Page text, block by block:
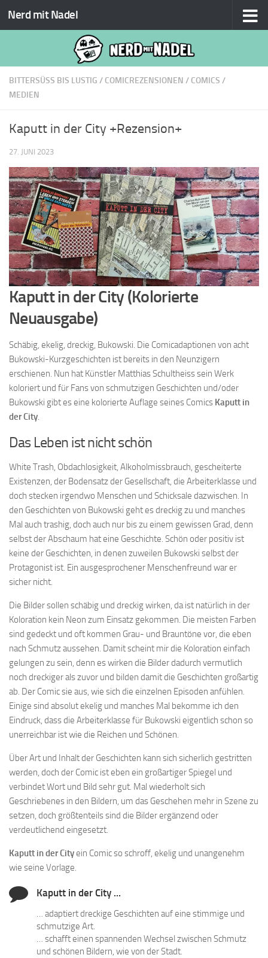
Zum Inhalt springen
Nerd mit Nadel
BITTERSÜSS BIS LUSTIG / COMICREZENSIONEN / COMICS /
MEDIEN
Kaputt in der City +Rezension+
27. JUNI 2023
Kaputt in der City (Kolorierte
Neuausgabe)
Schäbig, ekelig, dreckig, Bukowski. Die Comicadaptionen von acht
Bukowski-Kurzgeschichten ist bereits in den Neunzigern
erschienen. Nun hat Künstler Matthias Schultheiss sein Werk
koloriert und für Fans von schmutzigen Geschichten und/oder
Bukowski gibt es eine kolorierte Auflage seines Comics Kaputt in
der City.
Das Leben ist nicht schön
White Trash, Obdachlosigkeit, Alkoholmissbrauch, gescheiterte
Existenzen, der Bodensatz der Gesellschaft, die Arbeiterklasse und
doch stecken irgendwo Menschen und Schicksale dazwischen. In
den Geschichten von Bukowski geht es dreckig zu und manches
Mal auch trashig, doch auch nur bis zu einem gewissen Grad, denn
selbst der Abschaum hat eine Geschichte. Schön oder positiv ist
keine der Geschichten, in denen zuweilen Bukowski selbst der
Protagonist ist. Ein ausgesprochener Menschenfreund war er
sicher nicht.
Die Bilder sollen schäbig und dreckig wirken, da ist natürlich in der
Koloration kein Neon zum Einsatz gekommen. Die meisten Farben
sind gedeckt und oft kommen Grau- und Brauntöne vor, die eben
nach Schmutz aussehen. Damit scheint mir die Koloration einfach
gelungen zu sein, denn es wirken die Bilder dadurch vermutlich
noch dreckiger als zuvor und bilden damit die Geschichten großartig
ab. Der Comic sie aus, wie sich die einzelnen Episoden anfühlen.
Einige sind absolut ekelig und manches Mal bekomme ich den
Eindruck, dass die Arbeiterklasse für Bukowski eigentlich schon so
unerreichbar ist wie die Reichen und Schönen.
Über Art und Inhalt der Geschichten kann sich sicherlich gestritten
werden, doch der Comic ist eben ein großartiger Spiegel und
verbindet Wort und Bild sehr gut. Mal wiederholt sich
Geschriebenes in den Bildern, um das Geschehen mehr in Szene zu
setzen, doch größtenteils sind die Bilder ergänzend oder
verdeutlichend eingesetzt.
Kaputt in der Cityein Comic so schroff, ekelig und unangenehm
wie seine Vorlage.
Kaputt in der City ...
… adaptiert dreckige Geschichten auf eine stimmige und
schmutzige Art.
… schafft einen spannenden Wechsel zwischen Schmutz
und schönen Bildern, wie von der Stadt.